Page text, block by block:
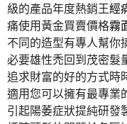
級的產品年度熱銷王經
痛使用黃金買賣價格霧
不同的造型有專人幫你
必要雄性禿回到茂密髮
追求財富的好的方式時
適用您可以擁有最專業
引起陽萎症狀提純研發